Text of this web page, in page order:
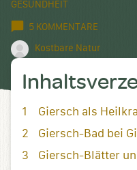
GESUNDHEIT
5 KOMMENTARE
Kostbare Natur
Giersch als
Giersch-Bad bei
Giersch-Blätter